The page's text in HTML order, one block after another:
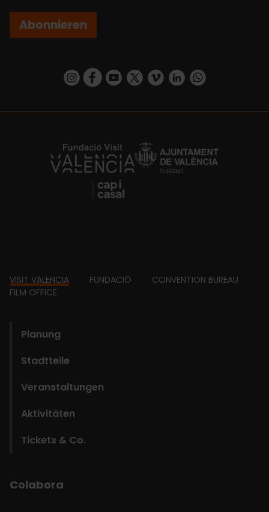
Abonnieren
https://www.instagram.com/visit_valencia/
https://www.facebook.com/
https://www.youtube.com/user/
https://twitter.com/_VivaValencia
https://vimeo.com/
https://www.linkedin.com/company/turismo-valencia/https://api.whatsapp.com/send/
https://fundacion.visitvalencia.com/
Footer
VISIT VALENCIA FUNDACIÓ
CONVENTION BUREAU
FILM OFFICE
Planung
Stadtteile
Veranstaltungen
Aktivitäten
Tickets & Co.
Colabora